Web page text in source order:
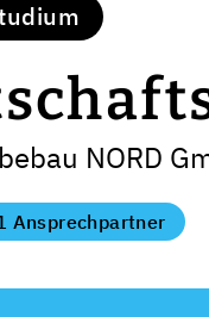
NORD
Ansprechpartner